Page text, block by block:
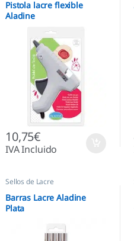
Pistola lacre flexible
Aladine
10,75€
IVA Incluido
Sellos de Lacre
Barras Lacre Aladine
Plata